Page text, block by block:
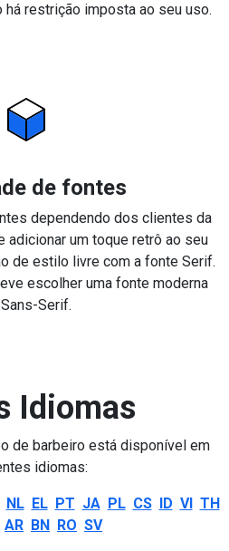
restrição imposta ao seu uso.
de fontes
dependendo dos clientes da
adicionar um toque retrô ao seu
de estilo livre com a fonte Serif.
escolher uma fonte moderna
Serif.
Idiomas
de barbeiro está disponível em
idiomas:
NL EL PT JA PL CS ID VI TH
AR BN RO SV